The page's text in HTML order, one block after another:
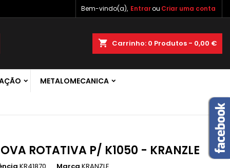
Bem-vindo(a), Entrarou Criar uma conta
shopping_cart Carrinho: 0 Produtos - 0,00 €
METALOMECANICA
ROTATIVA P/ K1050 - KRANZLE